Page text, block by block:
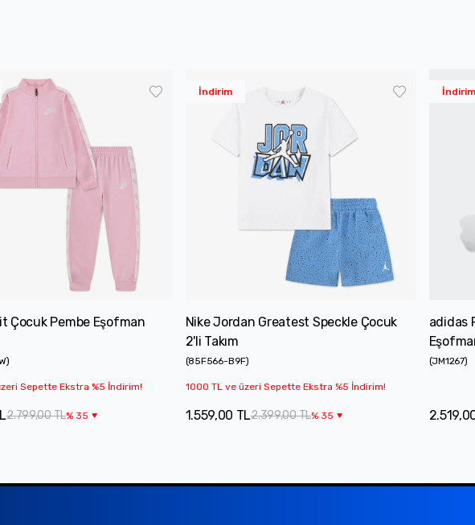
Çocuk Pembe Eşofman
)
Sepette Ekstra %5 İndirim!
2.799,00 TL% 35
İndirim
Nike Jordan Greatest Speckle Çocuk
2'li Takım
(85F566-B9F)
1000 TL ve üzeri Sepette Ekstra %5 İndirim!
2.399,00 TL% 35
1.559,00 TL
İndirim
adidas
(JM1267)